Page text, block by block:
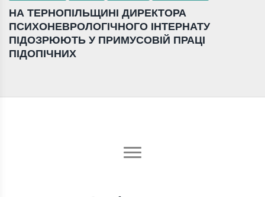
НА ТЕРНОПІЛЬЩИНІ ДИРЕКТОРА
ПСИХОНЕВРОЛОГІЧНОГО ІНТЕРНАТУ
ПІДОЗРЮЮТЬ У ПРИМУСОВІЙ ПРАЦІ
ПІДОПІЧНИХ